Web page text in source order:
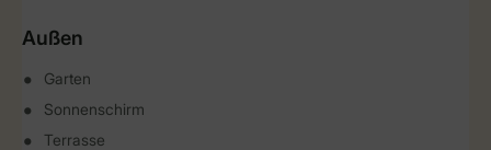
Außen
Garten
Sonnenschirm
Terrasse